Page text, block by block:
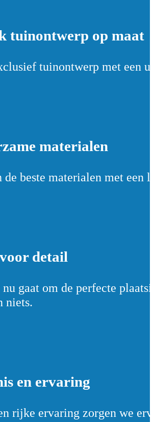
tuinontwerp op maat
tuinontwerp met een
materialen
de beste materialen met een
detail
nu gaat om de perfecte
niets.
en ervaring
rijke ervaring zorgen we